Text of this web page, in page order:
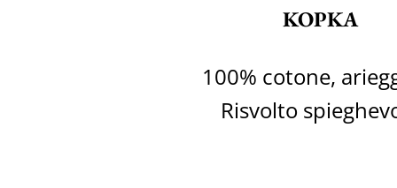
KOPKA
100% cotone,
Risvolto